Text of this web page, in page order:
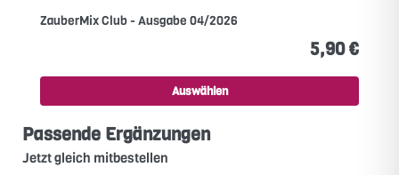
ZauberMix Club - Ausgabe 04/2026
5,90 €
Auswählen
Passende Ergänzungen
Jetzt gleich mitbestellen